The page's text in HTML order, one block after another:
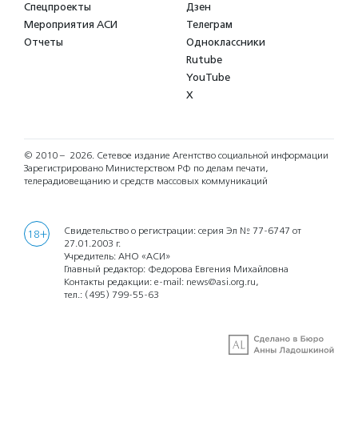
Спецпроекты
Мероприятия АСИ
Отчеты
Дзен
Телеграм
Одноклассники
Rutube
YouTube
X
© 2010 – 2026. Сетевое издание Агентство социальной информации
Зарегистрировано Министерством РФ по делам печати,
телерадиовещанию и средств массовых коммуникаций
18+
Свидетельство о регистрации: серия Эл № 77-6747 от
27.01.2003 г.
Учредитель: АНО «АСИ»
Главный редактор: Федорова Евгения Михайловна
Контакты редакции: e-mail: news@asi.org.ru,
тел.: (495) 799-55-63